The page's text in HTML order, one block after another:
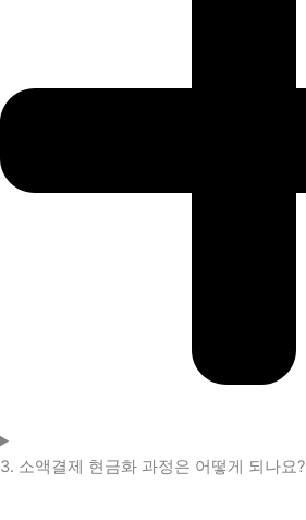
3. 소액결제 현금화 과정은 어떻게 되나요?